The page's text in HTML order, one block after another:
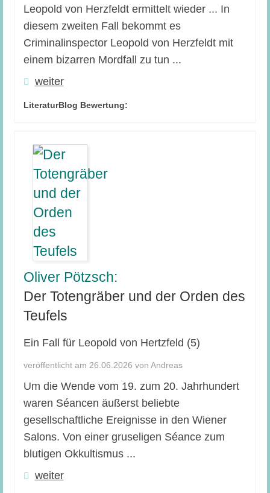
Leopold von Herzfeldt ermittelt wieder ... In
diesem zweiten Fall bekommt es
Criminalinspector Leopold von Herzfeldt mit
einem bizarren Mordfall zu tun ...
weiter
LiteraturBlog Bewertung:
Oliver Pötzsch:
Der Totengräber und der Orden des
Teufels
Ein Fall für Leopold von Hertzfeld (5)
veröffentlicht am 26.06.2026 von Andreas
Um die Wende vom 19. zum 20. Jahrhundert
waren Séancen äußerst beliebte
gesellschaftliche Ereignisse in den Wiener
Salons. Von einer gruseligen Séance zum
blutigen Okkultismus ...
weiter